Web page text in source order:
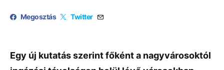
Megosztás Twitter
Egy új kutatás szerint főként a nagyvárosoktól